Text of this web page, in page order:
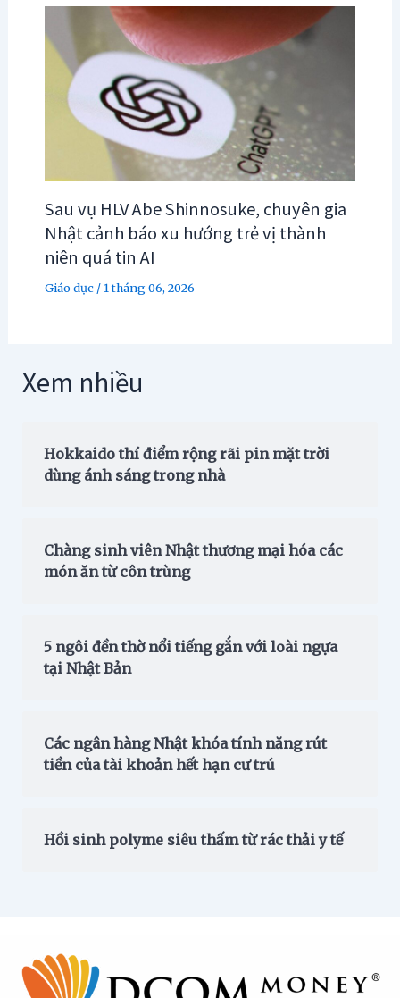
Sau vụ HLV Abe Shinnosuke, chuyên gia
Nhật cảnh báo xu hướng trẻ vị thành
niên quá tin AI
Giáo dục/1 tháng 06, 2026
Xem nhiều
Hokkaido thí điểm rộng rãi pin mặt trời
dùng ánh sáng trong nhà
Chàng sinh viên Nhật thương mại hóa các
món ăn từ côn trùng
5 ngôi đền thờ nổi tiếng gắn với loài ngựa
tại Nhật Bản
Các ngân hàng Nhật khóa tính năng rút
tiền của tài khoản hết hạn cư trú
Hồi sinh polyme siêu thấm từ rác thải y tế